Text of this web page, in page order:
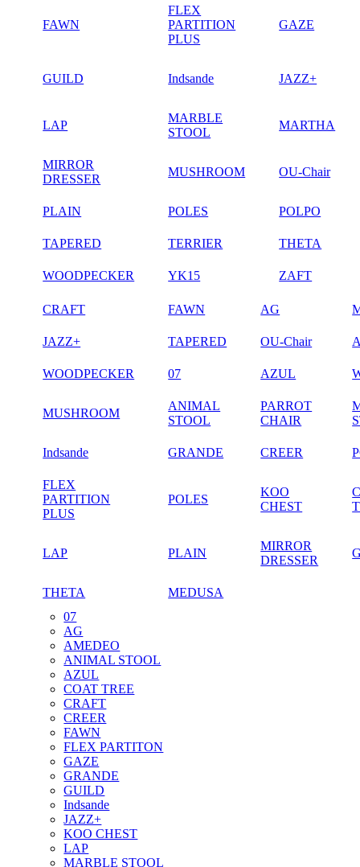
FAWN
FLEX
PARTITION
PLUS
GAZE
GUILD Indsande JAZZ+
LAP
MARBLE
STOOL
MARTHA
MIRROR
DRESSER
MUSHROOM OU-Chair
PLAIN POLES POLPO
TAPERED TERRIER THETA
WOODPECKER YK15 ZAFT
CRAFT FAWN AG
JAZZ+ TAPERED OU-Chair
WOODPECKER 07 AZUL
MUSHROOM
ANIMAL
STOOL
PARROT
CHAIR
Indsande GRANDE CREER
FLEX
PARTITION
PLUS
POLES
KOO
CHEST
LAP PLAIN
MIRROR
DRESSER
THETA
MEDUSA
07
AG
AMEDEO
ANIMAL STOOL
AZUL
COAT TREE
CRAFT
CREER
FAWN
FLEX PARTITON
GAZE
GRANDE
GUILD
Indsande
JAZZ+
KOO CHEST
LAP
MARBLE STOOL